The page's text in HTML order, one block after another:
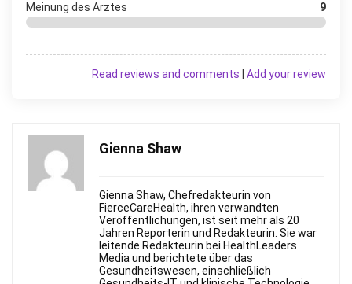
Meinung des Arztes 9
Add your review
Read reviews and comments
Gienna Shaw
Gienna Shaw, Chefredakteurin von
FierceСareHealth, ihren verwandten
Veröffentlichungen, ist seit mehr als 20
Jahren Reporterin und Redakteurin. Sie war
leitende Redakteurin bei HealthLeaders
Media und berichtete über das
Gesundheitswesen, einschließlich